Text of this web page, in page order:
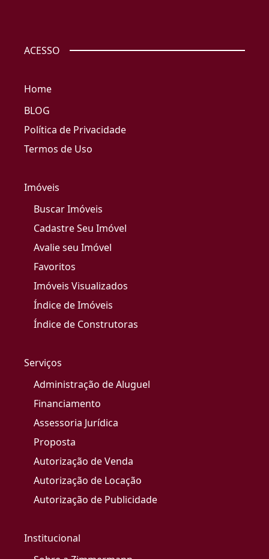
ACESSO
Home
BLOG
Política de Privacidade
Termos de Uso
Imóveis
Buscar Imóveis
Cadastre Seu Imóvel
Avalie seu Imóvel
Favoritos
Imóveis Visualizados
Índice de Imóveis
Índice de Construtoras
Serviços
Administração de Aluguel
Financiamento
Assessoria Jurídica
Proposta
Autorização de Venda
Autorização de Locação
Autorização de Publicidade
Institucional